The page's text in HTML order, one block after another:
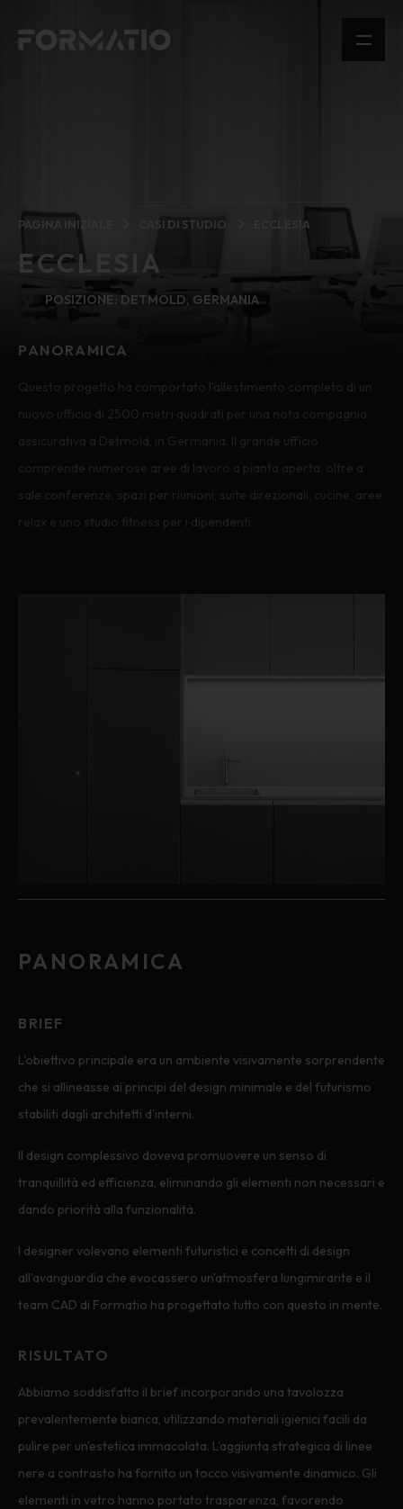
PAGINA INIZIALE CASI DI STUDIO ECCLESIA
ECCLESIA
POSIZIONE: DETMOLD, GERMANIA
PANORAMICA
Questo progetto ha comportato l'allestimento completo di un
nuovo ufficio di 2500 metri quadrati per una nota compagnia
assicurativa a Detmold, in Germania. Il grande ufficio
comprende numerose aree di lavoro a pianta aperta, oltre a
sale conferenze, spazi per riunioni, suite direzionali, cucine, aree
relax e uno studio fitness per i dipendenti.
PANORAMICA
BRIEF
L'obiettivo principale era un ambiente visivamente sorprendente
che si allineasse ai principi del design minimale e del futurismo
stabiliti dagli architetti d'interni.
Il design complessivo doveva promuovere un senso di
tranquillità ed efficienza, eliminando gli elementi non necessari e
dando priorità alla funzionalità.
I designer volevano elementi futuristici e concetti di design
all'avanguardia che evocassero un'atmosfera lungimirante e il
team CAD di Formatio ha progettato tutto con questo in mente.
RISULTATO
Abbiamo soddisfatto il brief incorporando una tavolozza
prevalentemente bianca, utilizzando materiali igienici facili da
pulire per un'estetica immacolata. L'aggiunta strategica di linee
nere a contrasto ha fornito un tocco visivamente dinamico. Gli
elementi in vetro hanno portato trasparenza, favorendo